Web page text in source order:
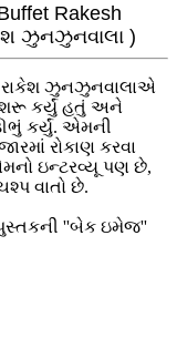
Rakesh
ઝુનઝુનવાલા )
રાકેશ ઝુનઝુનવાલાએ
શરૂ કર્યું હતું અને
કર્યું. એમની
રોકાણ કરવા
ઇન્ટરવ્યૂ પણ છે,
વાતો છે.
''બેક ઇમેજ''